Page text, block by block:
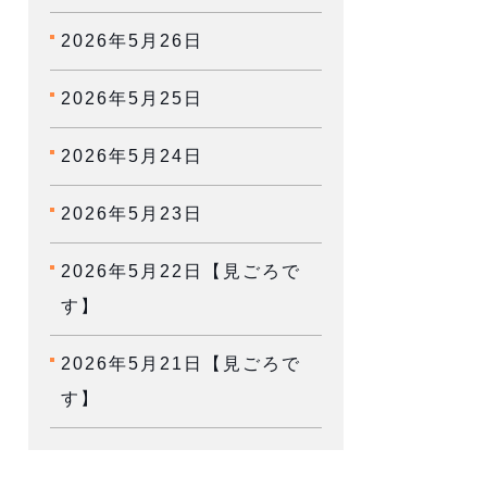
2026年5月26日
2026年5月25日
2026年5月24日
2026年5月23日
2026年5月22日【見ごろで
す】
2026年5月21日【見ごろで
す】